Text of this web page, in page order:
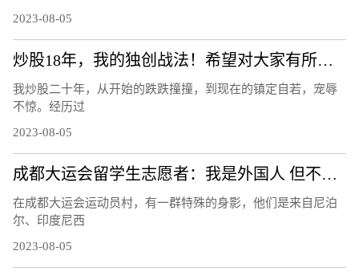
2023-08-05
炒股18年，我的独创战法！希望对大家有所帮助
我炒股二十年，从开始的跌跌撞撞，到现在的镇定自若，宠辱
不惊。经历过
2023-08-05
成都大运会留学生志愿者：我是外国人 但不是外人
在成都大运会运动员村，有一群特殊的身影，他们是来自尼泊
尔、印度尼西
2023-08-05